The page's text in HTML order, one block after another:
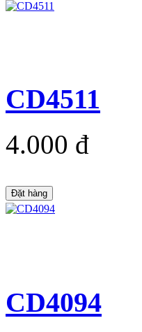
CD4511
4.000 đ
Đặt hàng
CD4094